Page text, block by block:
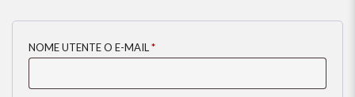
NOME UTENTE O E-MAIL*